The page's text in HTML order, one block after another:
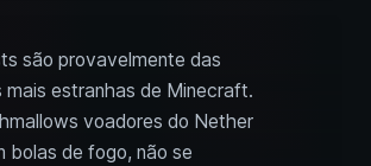
são provavelmente das
mais estranhas de Minecraft.
voadores do Nether
bolas de fogo, não se